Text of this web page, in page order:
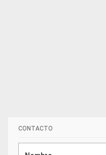
CONTACTO